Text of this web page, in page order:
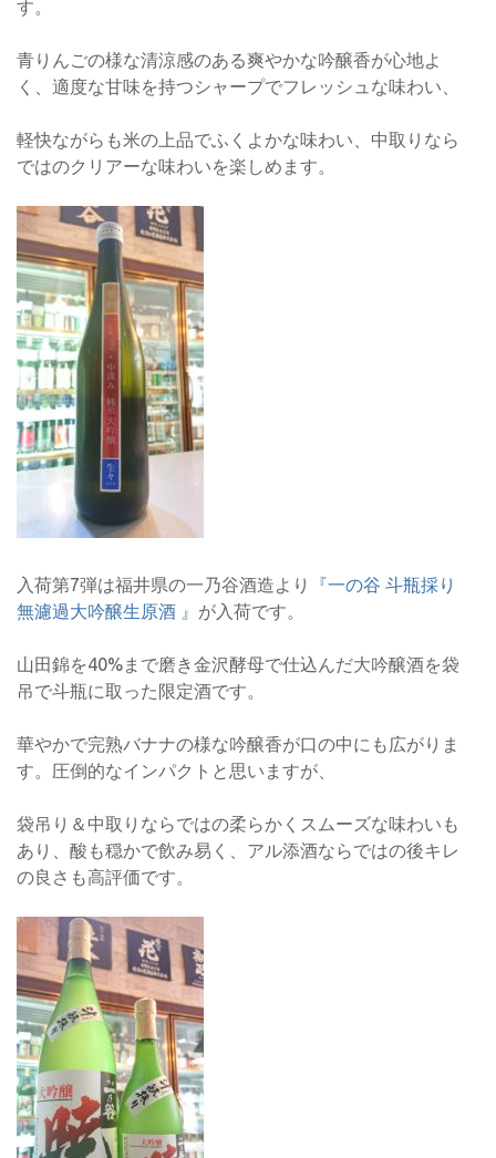
す。
青りんごの様な清涼感のある爽やかな吟醸香が心地よ
く、適度な甘味を持つシャープでフレッシュな味わい、
軽快ながらも米の上品でふくよかな味わい、中取りなら
ではのクリアーな味わいを楽しめます。
入荷第7弾は福井県の一乃谷酒造より
『一の谷 斗瓶採り
無濾過大吟醸生原酒 』 が入荷です。
山田錦を40%まで磨き金沢酵母で仕込んだ大吟醸酒を袋
吊で斗瓶に取った限定酒です。
華やかで完熟バナナの様な吟醸香が口の中にも広がりま
す。圧倒的なインパクトと思いますが、
袋吊り＆中取りならではの柔らかくスムーズな味わいも
あり、酸も穏かで飲み易く、アル添酒ならではの後キレ
の良さも高評価です。